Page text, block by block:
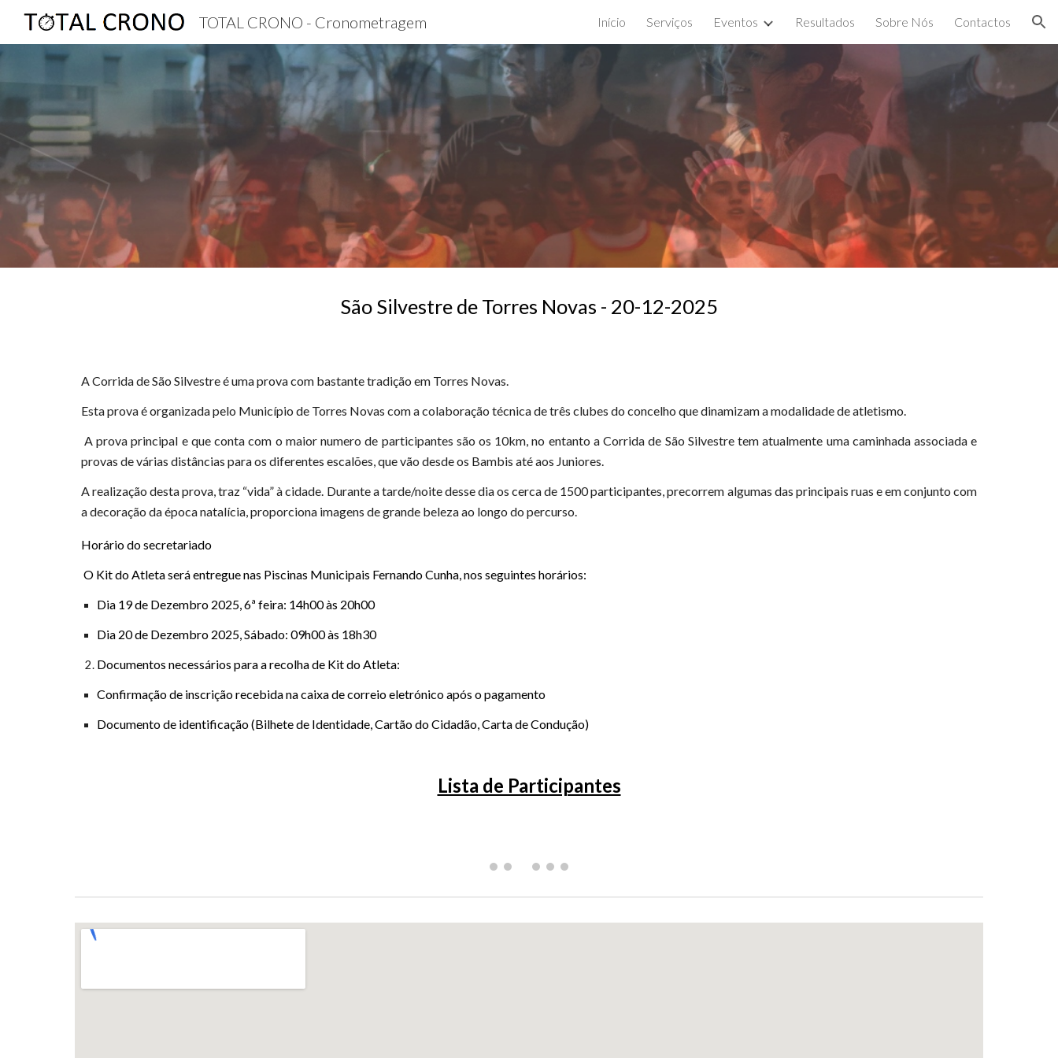
Skip to main content Skip to navigation
TOTAL CRONO - Cronometragem Início Serviços Eventos Resultados Sobre Nós Contactos
São Silvestre de Torres Novas - 20-12-2025
A Corrida de São Silvestre é uma prova com bastante tradição em Torres Novas.
Esta prova é organizada pelo Município de Torres Novas com a colaboração técnica de três clubes do concelho que dinamizam a modalidade de atletismo.
A prova principal e que conta com o maior numero de participantes são os 10km, no entanto a Corrida de São Silvestre tem atualmente uma caminhada associada e
provas de várias distâncias para os diferentes escalões, que vão desde os Bambis até aos Juniores.
A realização desta prova, traz “vida” à cidade. Durante a tarde/noite desse dia os cerca de 1500 participantes, precorrem algumas das principais ruas e em conjunto com
a decoração da época natalícia, proporciona imagens de grande beleza ao longo do percurso.
Horário do secretariado
O Kit do Atleta será entregue nas Piscinas Municipais Fernando Cunha, nos seguintes horários:
Dia 19 de Dezembro 2025, 6ª feira: 14h00 às 20h00
Dia 20 de Dezembro 2025, Sábado: 09h00 às 18h30
Documentos necessários para a recolha de Kit do Atleta:
Confirmação de inscrição recebida na caixa de correio eletrónico após o pagamento
Documento de identificação (Bilhete de Identidade, Cartão do Cidadão, Carta de Condução)
Lista de Participantes